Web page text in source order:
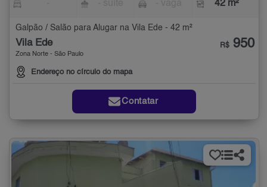
42 m²
Galpão / Salão para Alugar na Vila Ede - 42 m²
Vila Ede
Zona Norte - São Paulo
Endereço no círculo do mapa
R$ 950
Contatar